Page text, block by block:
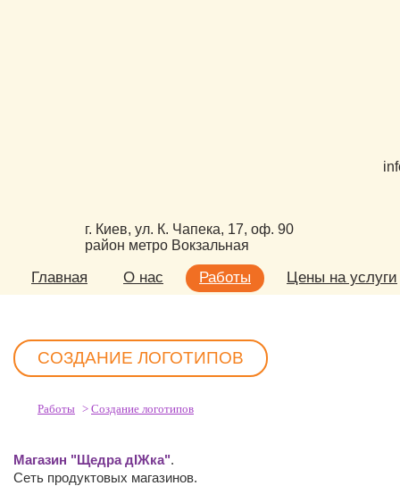
г. Киев, ул. К. Чапека, 17, оф. 90
район метро Вокзальная
Главная О нас Работы Цены на услуги
СОЗДАНИЕ ЛОГОТИПОВ
Работы > Создание логотипов
Магазин "Щедра дІЖка".
Сеть продуктовых магазинов.